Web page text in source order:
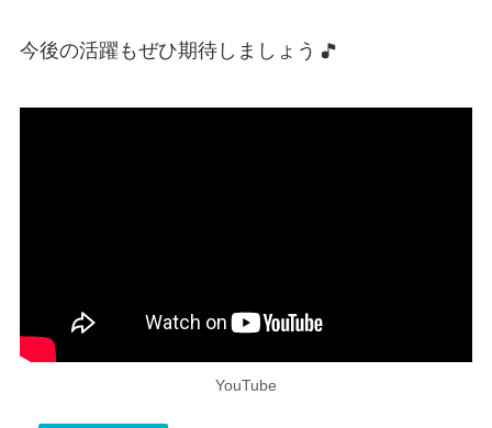
今後の活躍もぜひ期待しましょう
YouTube